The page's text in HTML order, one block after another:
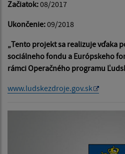
Začiatok:08/2017
Ukončenie:09/2018
„Tento projekt sa realizuje vďaka
sociálneho fondu a Európskeho
rámci Operačného programu
www.ludskezdroje.gov.sk